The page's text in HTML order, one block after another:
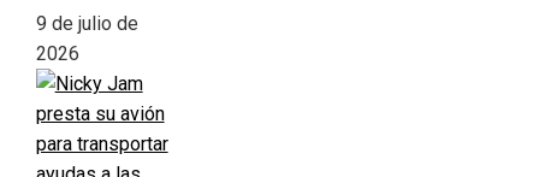
9 de julio de
2026